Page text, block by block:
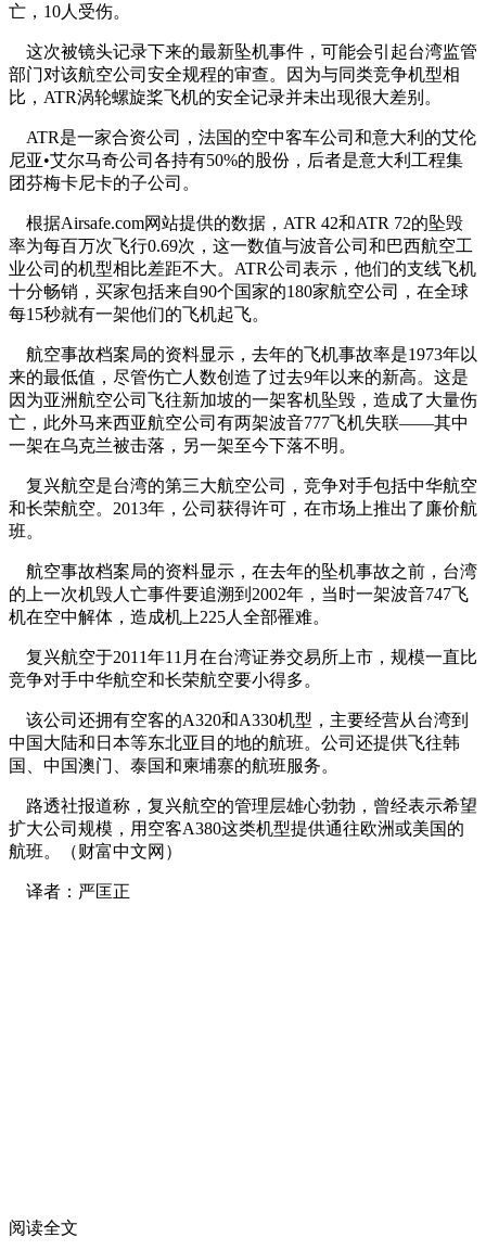
亡，10人受伤。
这次被镜头记录下来的最新坠机事件，可能会引起台湾监管
部门对该航空公司安全规程的审查。因为与同类竞争机型相
比，ATR涡轮螺旋桨飞机的安全记录并未出现很大差别。
ATR是一家合资公司，法国的空中客车公司和意大利的艾伦
尼亚•艾尔马奇公司各持有50%的股份，后者是意大利工程集
团芬梅卡尼卡的子公司。
根据Airsafe.com网站提供的数据，ATR 42和ATR 72的坠毁
率为每百万次飞行0.69次，这一数值与波音公司和巴西航空工
业公司的机型相比差距不大。ATR公司表示，他们的支线飞机
十分畅销，买家包括来自90个国家的180家航空公司，在全球
每15秒就有一架他们的飞机起飞。
航空事故档案局的资料显示，去年的飞机事故率是1973年以
来的最低值，尽管伤亡人数创造了过去9年以来的新高。这是
因为亚洲航空公司飞往新加坡的一架客机坠毁，造成了大量伤
亡，此外马来西亚航空公司有两架波音777飞机失联——其中
一架在乌克兰被击落，另一架至今下落不明。
复兴航空是台湾的第三大航空公司，竞争对手包括中华航空
和长荣航空。2013年，公司获得许可，在市场上推出了廉价航
班。
航空事故档案局的资料显示，在去年的坠机事故之前，台湾
的上一次机毁人亡事件要追溯到2002年，当时一架波音747飞
机在空中解体，造成机上225人全部罹难。
复兴航空于2011年11月在台湾证券交易所上市，规模一直比
竞争对手中华航空和长荣航空要小得多。
该公司还拥有空客的A320和A330机型，主要经营从台湾到
中国大陆和日本等东北亚目的地的航班。公司还提供飞往韩
国、中国澳门、泰国和柬埔寨的航班服务。
路透社报道称，复兴航空的管理层雄心勃勃，曾经表示希望
扩大公司规模，用空客A380这类机型提供通往欧洲或美国的
航班。（财富中文网）
译者：严匡正
阅读全文